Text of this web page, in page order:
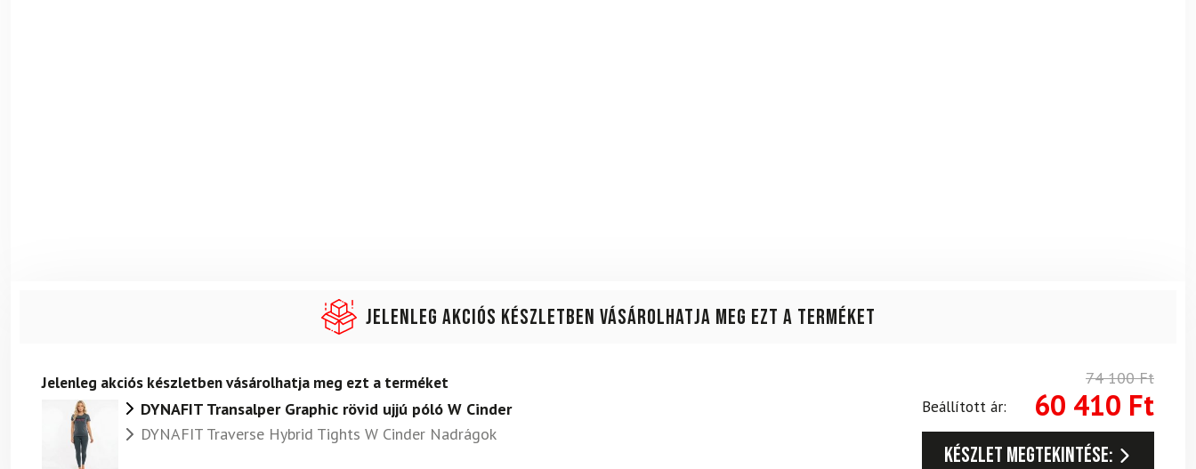
Jelenleg akciós készletben vásárolhatja meg ezt a terméket
Jelenleg akciós készletben vásárolhatja meg ezt a terméket
DYNAFIT Transalper Graphic rövid ujjú póló W Cinder
DYNAFIT Traverse Hybrid Tights W Cinder Nadrágok
74 100Ft
Beállított ár:
60 410 Ft
Készlet megtekintése: